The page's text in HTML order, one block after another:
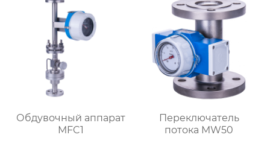
Обдувочный аппарат
MFC1
Переключатель
потока MW50